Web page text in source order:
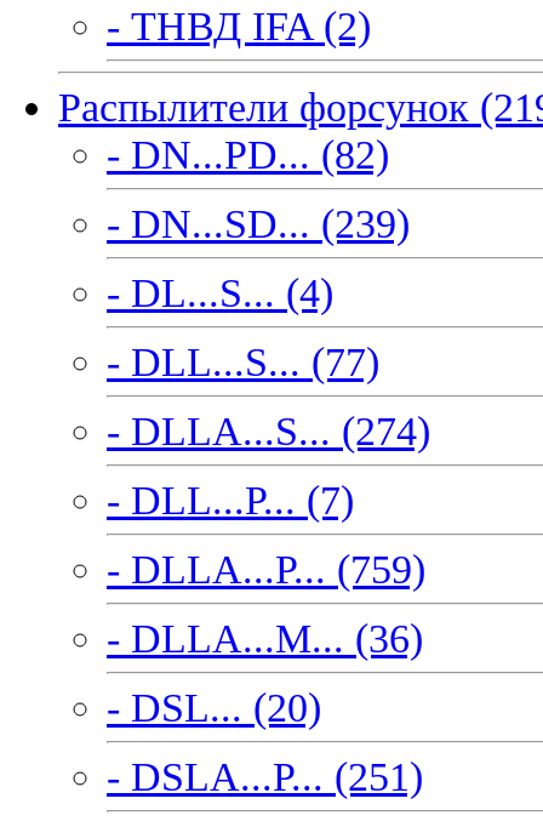
- ТНВД IFA (2)
Распылители форсунок
- DN...PD... (82)
- DN...SD... (239)
- DL...S... (4)
- DLL...S... (77)
- DLLA...S... (274)
- DLL...P... (7)
- DLLA...P... (759)
- DLLA...M... (36)
- DSL... (20)
- DSLA...P... (251)